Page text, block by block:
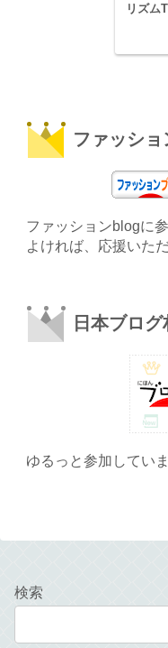
リズム
ファッシ
ファッションblogに
よければ、応援いた
日本ブロ
ゆるっと参加してい
検索